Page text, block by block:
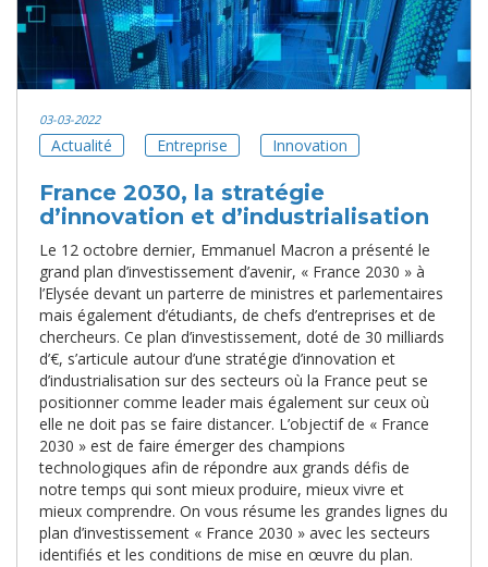
03-03-2022
Actualité Entreprise Innovation
France 2030, la stratégie
d’innovation et d’industrialisation
Le 12 octobre dernier, Emmanuel Macron a présenté le
grand plan d’investissement d’avenir, « France 2030 » à
l’Elysée devant un parterre de ministres et parlementaires
mais également d’étudiants, de chefs d’entreprises et de
chercheurs. Ce plan d’investissement, doté de 30 milliards
d’€, s’articule autour d’une stratégie d’innovation et
d’industrialisation sur des secteurs où la France peut se
positionner comme leader mais également sur ceux où
elle ne doit pas se faire distancer. L’objectif de « France
2030 » est de faire émerger des champions
technologiques afin de répondre aux grands défis de
notre temps qui sont mieux produire, mieux vivre et
mieux comprendre. On vous résume les grandes lignes du
plan d’investissement « France 2030 » avec les secteurs
identifiés et les conditions de mise en œuvre du plan.